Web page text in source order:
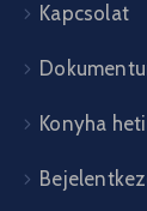
Kapcsolat
Konyha